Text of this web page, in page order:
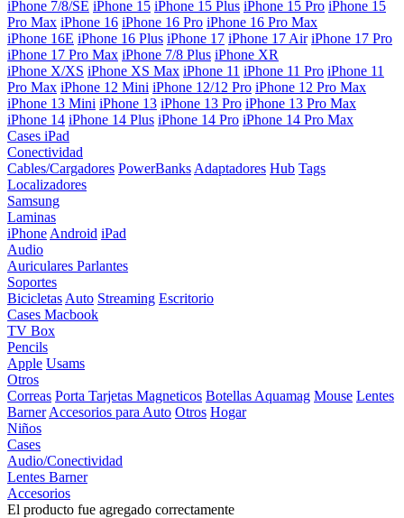
iPhone 7/8/SE iPhone 15 iPhone 15 Plus iPhone 15 Pro iPhone 15
Pro Max iPhone 16 iPhone 16 Pro iPhone 16 Pro Max
iPhone 16E iPhone 16 Plus iPhone 17 iPhone 17 Air iPhone 17 Pro
iPhone 17 Pro Max iPhone 7/8 Plus iPhone XR
iPhone X/XS iPhone XS Max iPhone 11 iPhone 11 Pro iPhone 11
Pro Max iPhone 12 Mini iPhone 12/12 Pro iPhone 12 Pro Max
iPhone 13 Mini iPhone 13 iPhone 13 Pro iPhone 13 Pro Max
iPhone 14 iPhone 14 Plus iPhone 14 Pro iPhone 14 Pro Max
Cases iPad
Conectividad
Cables/Cargadores PowerBanks Adaptadores Hub Tags
Localizadores
Samsung
Laminas
iPhone Android iPad
Audio
Auriculares Parlantes
Soportes
Bicicletas Auto Streaming Escritorio
Cases Macbook
TV Box
Pencils
Apple Usams
Otros
Correas Porta Tarjetas Magneticos Botellas Aquamag Mouse Lentes
Barner Accesorios para Auto Otros Hogar
Niños
Cases
Audio/Conectividad
Lentes Barner
Accesorios
El producto fue agregado correctamente